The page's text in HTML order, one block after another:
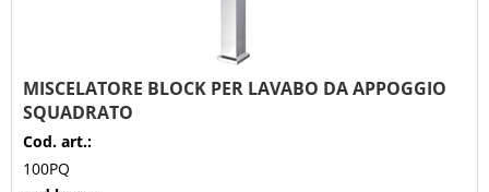
MISCELATORE BLOCK PER LAVABO DA APPOGGIO
SQUADRATO
Cod. art.:
100PQ